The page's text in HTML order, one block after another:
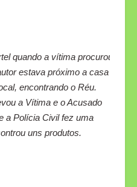
quando a vítima procurou
estava próximo a casa
encontrando o Réu.
a Vítima e o Acusado
a Polícia Civil fez uma
uns produtos.